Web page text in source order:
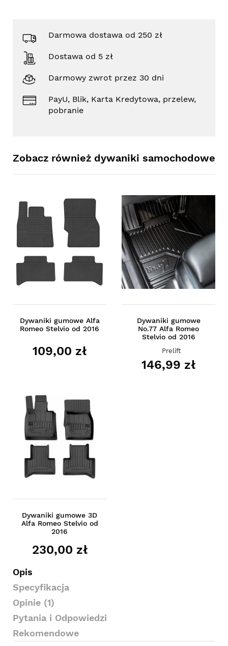
Darmowa dostawa od 250 zł
Dostawa od 5 zł
Darmowy zwrot przez 30 dni
PayU, Blik, Karta Kredytowa, przelew,
pobranie
Zobacz również dywaniki samochodowe
Dywaniki gumowe Alfa
Romeo Stelvio od 2016
109,00 zł
Dywaniki gumowe
No.77 Alfa Romeo
Stelvio od 2016
Prelift
146,99 zł
Dywaniki gumowe 3D
Alfa Romeo Stelvio od
2016
230,00 zł
Opis
Specyfikacja
Opinie (1)
Pytania i Odpowiedzi
Rekomendowe